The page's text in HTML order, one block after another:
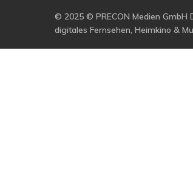
© 2025 © PRECON Medien
digitales Fernsehen, Heimkino &